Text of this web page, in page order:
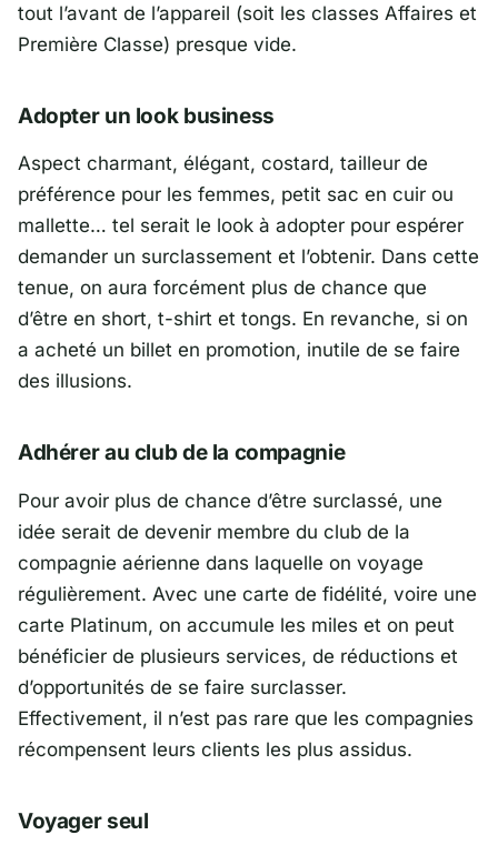
tout l’avant de l’appareil (soit les classes Affaires et
Première Classe) presque vide.
Adopter un look business
Aspect charmant, élégant, costard, tailleur de
préférence pour les femmes, petit sac en cuir ou
mallette… tel serait le look à adopter pour espérer
demander un surclassement et l’obtenir. Dans cette
tenue, on aura forcément plus de chance que
d’être en short, t-shirt et tongs. En revanche, si on
a acheté un billet en promotion, inutile de se faire
des illusions.
Adhérer au club de la compagnie
Pour avoir plus de chance d’être surclassé, une
idée serait de devenir membre du club de la
compagnie aérienne dans laquelle on voyage
régulièrement. Avec une carte de fidélité, voire une
carte Platinum, on accumule les miles et on peut
bénéficier de plusieurs services, de réductions et
d’opportunités de se faire surclasser.
Effectivement, il n’est pas rare que les compagnies
récompensent leurs clients les plus assidus.
Voyager seul